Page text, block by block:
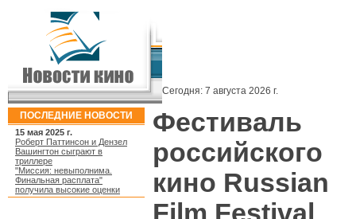
Сегодня: 7 августа 2026 г.
ПОСЛЕДНИЕ НОВОСТИ
15 мая 2025 г.
Роберт Паттинсон и Дензел
Вашингтон сыграют в
триллере
"Миссия: невыполнима.
Финальная расплата"
получила высокие оценки
Фестиваль
российского
кино Russian
Film Festival